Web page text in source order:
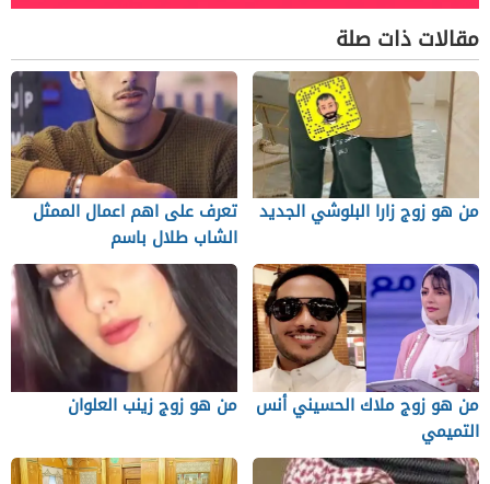
مقالات ذات صلة
من هو زوج زارا البلوشي الجديد
تعرف على اهم اعمال الممثل
الشاب طلال باسم
من هو زوج ملاك الحسيني أنس
التميمي
من هو زوج زينب العلوان